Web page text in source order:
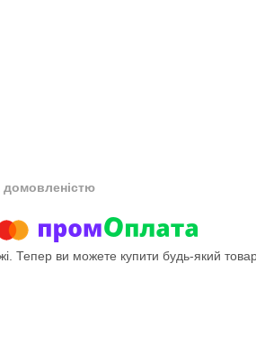
домовленістю
Тепер ви можете купити будь-який